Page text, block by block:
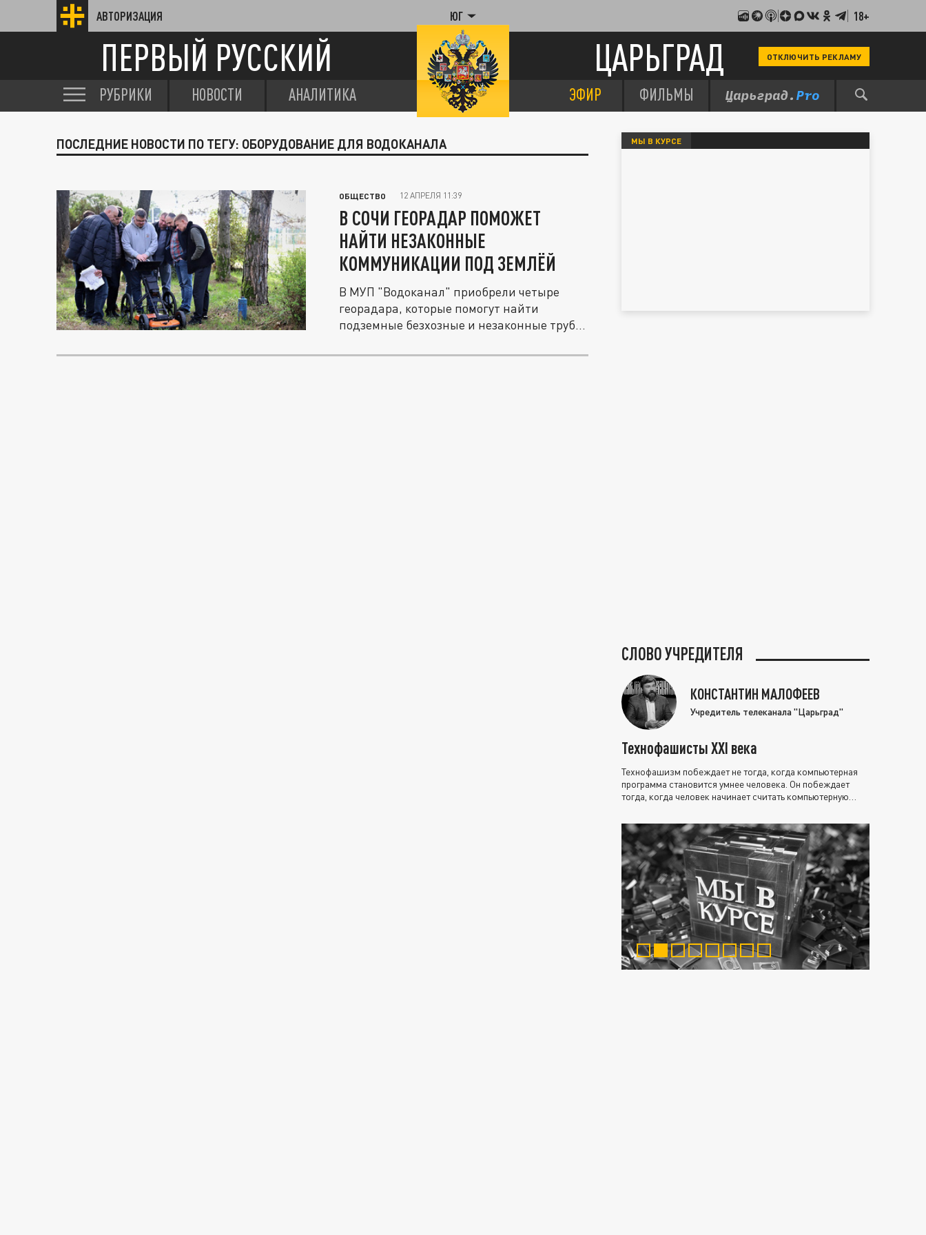
АВТОРИЗАЦИЯ ЮГ 18+
ПЕРВЫЙ РУССКИЙ ЦАРЬГРАД ОТКЛЮЧИТЬ РЕКЛАМУ
РУБРИКИ НОВОСТИ АНАЛИТИКА ЭФИР ФИЛЬМЫ
ПОСЛЕДНИЕ НОВОСТИ ПО ТЕГУ: ОБОРУДОВАНИЕ ДЛЯ ВОДОКАНАЛА
ОБЩЕСТВО 12 АПРЕЛЯ 11:39
В СОЧИ ГЕОРАДАР ПОМОЖЕТ
НАЙТИ НЕЗАКОННЫЕ
КОММУНИКАЦИИ ПОД ЗЕМЛЁЙ
В МУП "Водоканал" приобрели четыре
георадара, которые помогут найти
подземные безхозные и незаконные трубы
МЫ В КУРСЕ
СЛОВО УЧРЕДИТЕЛЯ
КОНСТАНТИН МАЛОФЕЕВ
Учредитель телеканала "Царьград"
Технофашисты XXI века
Технофашизм побеждает не тогда, когда компьютерная
программа становится умнее человека. Он побеждает
тогда, когда человек начинает считать компьютерную